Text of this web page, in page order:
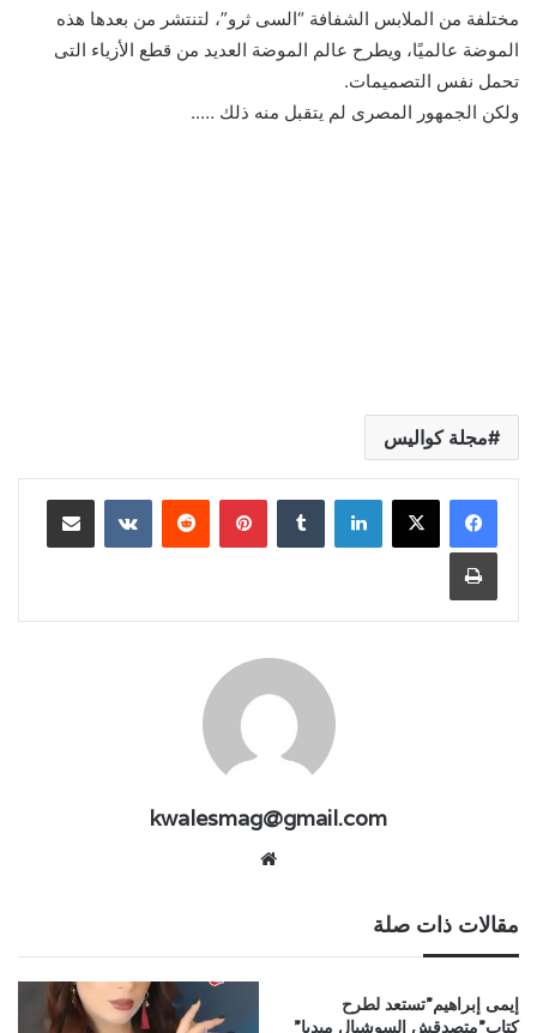
مختلفة من الملابس الشفافة “السى ثرو”، لتنتشر من بعدها هذه
الموضة عالميًا، ويطرح عالم الموضة العديد من قطع الأزياء التى
تحمل نفس التصميمات.
ولكن الجمهور المصرى لم يتقبل منه ذلك …..
مجلة كواليس
لينكدإن بينتيريست مشاركة عبر البريد
طباعة
kwalesmag@gmail.com
مقالات ذات صلة
إيمى إبراهيم”تستعد لطرح
كتاب”متصدقش السوشيال ميديا”